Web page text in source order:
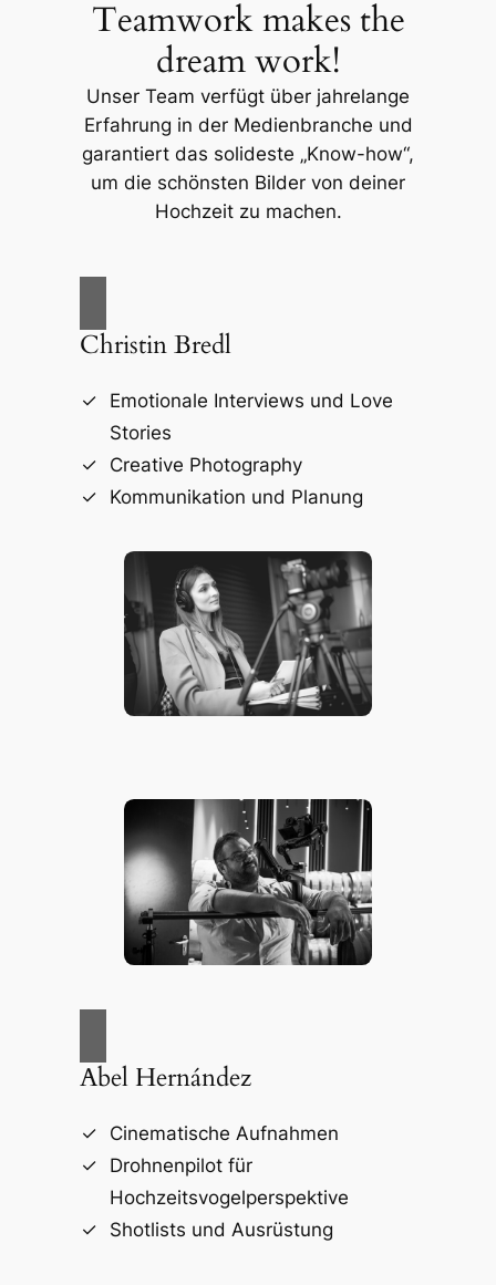
Teamwork makes the
dream work!
Unser Team verfügt über jahrelange
Erfahrung in der Medienbranche und
garantiert das solideste „Know-how“,
um die schönsten Bilder von deiner
Hochzeit zu machen.
Christin Bredl
Emotionale Interviews und Love
Stories
Creative Photography
Kommunikation und Planung
Abel Hernández
Cinematische Aufnahmen
Drohnenpilot für
Hochzeitsvogelperspektive
Shotlists und Ausrüstung